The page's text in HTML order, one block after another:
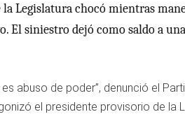
la Legislatura chocó mientras
El siniestro dejó como saldo a
es abuso de poder”, denunció el
el presidente provisorio de la